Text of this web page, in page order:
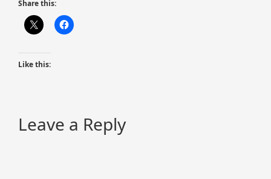
Share this:
Like this:
Leave a Reply